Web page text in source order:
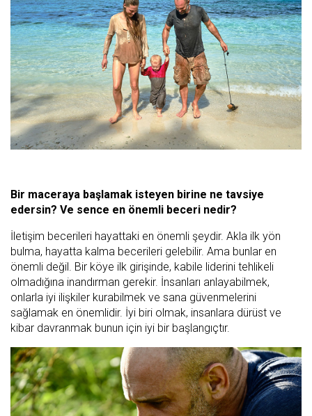
Bir maceraya başlamak isteyen birine ne tavsiye
edersin? Ve sence en önemli beceri nedir?
İletişim becerileri hayattaki en önemli şeydir. Akla ilk yön
bulma, hayatta kalma becerileri gelebilir. Ama bunlar en
önemli değil. Bir köye ilk girişinde, kabile liderini tehlikeli
olmadığına inandırman gerekir. İnsanları anlayabilmek,
onlarla iyi ilişkiler kurabilmek ve sana güvenmelerini
sağlamak en önemlidir. İyi biri olmak, insanlara dürüst ve
kibar davranmak bunun için iyi bir başlangıçtır.